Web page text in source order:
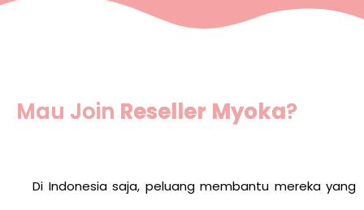
Mau Join Reseller Myoka?
Di Indonesia saja, peluang membantu mereka yang